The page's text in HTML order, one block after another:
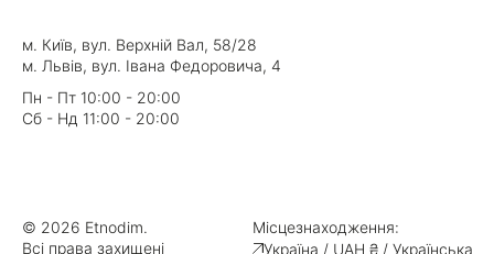
м. Київ, вул. Верхній Вал, 58/28
м. Львів, вул. Івана Федоровича, 4
Пн - Пт 10:00 - 20:00
Сб - Нд 11:00 - 20:00
© 2026 Etnodim.
Всі права захищені
Місцезнаходження:
Україна / UAH ₴ / Українська